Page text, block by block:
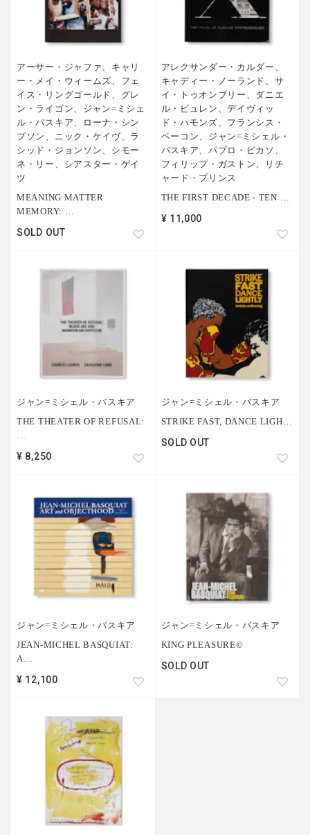
アーサー・ジャファ、キャリ
ー・メイ・ウィームズ、フェ
イス・リングゴールド、グレ
ン・ライゴン、ジャン=ミシェ
ル・バスキア、ローナ・シン
プソン、ニック・ケイヴ、ラ
シッド・ジョンソン、シモー
ネ・リー、シアスター・ゲイ
ツ
MEANING MATTER
MEMORY: …
SOLD OUT
アレクサンダー・カルダー、
キャディー・ノーランド、サ
イ・トゥオンブリー、ダニエ
ル・ビュレン、デイヴィッ
ド・ハモンズ、フランシス・
ベーコン、ジャン=ミシェル・
バスキア、パブロ・ピカソ、
フィリップ・ガストン、リチ
ャード・プリンス
THE FIRST DECADE - TEN …
¥ 11,000
ジャン=ミシェル・バスキア
THE THEATER OF REFUSAL:
¥ 8,250
ジャン=ミシェル・バスキア
STRIKE FAST, DANCE LIGH
SOLD OUT
ジャン=ミシェル・バスキア
JEAN-MICHEL BASQUIAT:
A…
¥ 12,100
ジャン=ミシェル・バスキア
KING PLEASURE©
SOLD OUT